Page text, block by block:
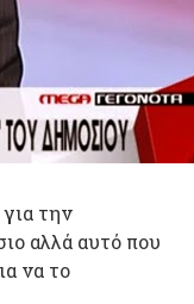
την
αλλά αυτό που
να το